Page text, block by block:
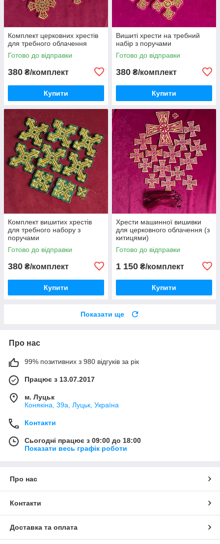
Комплект церковних хрестів
для требного облачення
Готово до відправки
380 ₴/комплект
Купити
Вишиті хрести на требний
набір з поручами
Готово до відправки
380 ₴/комплект
Купити
Комплект вишитих хрестів
для требного набору з
поручами
Готово до відправки
380 ₴/комплект
Купити
Хрести машинної вишивки
для церковного облачення (з
китицями)
Готово до відправки
1 150 ₴/комплект
Купити
Показати ще
Про нас
99% позитивних з 980 відгуків за рік
Працює з 13.07.2017
м. Луцьк
Конякіна, 39а, Луцьк, Україна
Контакти
Сьогодні працює з 09:00 до 18:00
Показати весь графік роботи
Про нас
Контакти
Доставка та оплата